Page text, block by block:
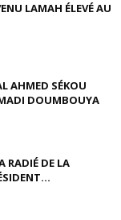
LAMAH ÉLEVÉ AU
AHMED SÉKOU
DOUMBOUYA
RADIÉ DE LA